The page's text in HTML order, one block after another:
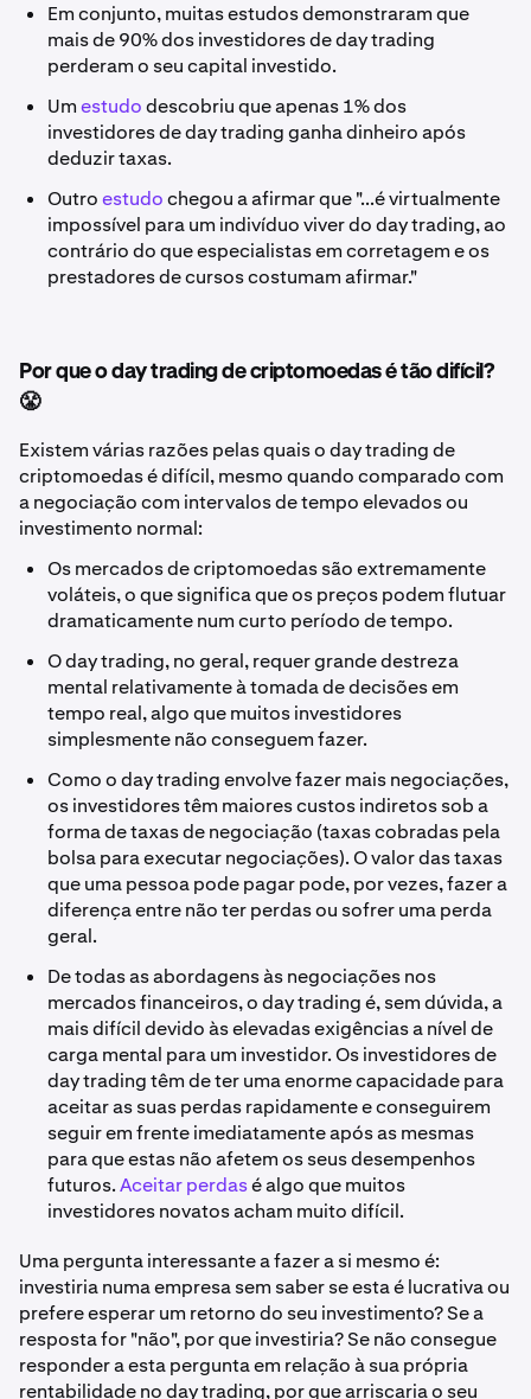
Em conjunto, muitas estudos demonstraram que
mais de 90% dos investidores de day trading
perderam o seu capital investido.
Umestudodescobriu que apenas 1% dos
investidores de day trading ganha dinheiro após
deduzir taxas.
Outroestudochegou a afirmar que "...é virtualmente
impossível para um indivíduo viver do day trading, ao
contrário do que especialistas em corretagem e os
prestadores de cursos costumam afirmar."
Por que o day trading de criptomoedas é tão difícil?
😤
Existem várias razões pelas quais o day trading de
criptomoedas é difícil, mesmo quando comparado com
a negociação com intervalos de tempo elevados ou
investimento normal:
Os mercados de criptomoedas são extremamente
voláteis, o que significa que os preços podem flutuar
dramaticamente num curto período de tempo.
O day trading, no geral, requer grande destreza
mental relativamente à tomada de decisões em
tempo real, algo que muitos investidores
simplesmente não conseguem fazer.
Como o day trading envolve fazer mais negociações,
os investidores têm maiores custos indiretos sob a
forma de taxas de negociação (taxas cobradas pela
bolsa para executar negociações). O valor das taxas
que uma pessoa pode pagar pode, por vezes, fazer a
diferença entre não ter perdas ou sofrer uma perda
geral.
De todas as abordagens às negociações nos
mercados financeiros, o day trading é, sem dúvida, a
mais difícil devido às elevadas exigências a nível de
carga mental para um investidor. Os investidores de
day trading têm de ter uma enorme capacidade para
aceitar as suas perdas rapidamente e conseguirem
seguir em frente imediatamente após as mesmas
para que estas não afetem os seus desempenhos
futuros.Aceitar perdasé algo que muitos
investidores novatos acham muito difícil.
Uma pergunta interessante a fazer a si mesmo é:
investiria numa empresa sem saber se esta é lucrativa ou
prefere esperar um retorno do seu investimento? Se a
resposta for "não", por que investiria? Se não consegue
responder a esta pergunta em relação à sua própria
rentabilidade no day trading, por que arriscaria o seu